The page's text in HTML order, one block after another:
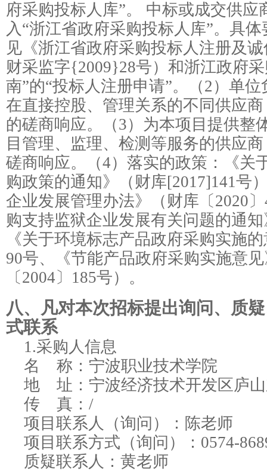
府采购投标人库”。 中标或成交供应
入“浙江省政府采购投标人库”。具
见《浙江省政府采购投标人注册及
财采监字{2009}28号）和浙江政府
南”的“投标人注册申请”。（2）单
在直接控股、管理关系的不同供应
的磋商响应。（3）为本项目提供整
目管理、监理、检测等服务的供应
磋商响应。（4）落实的政策：《关
购政策的通知》（财库[2017]141号
企业发展管理办法》（财库〔2020
购支持监狱企业发展有关问题的通
《关于环境标志产品政府采购实施
90号、《节能产品政府采购实施意
〔2004〕185号）。
八、凡对本次招标提出询问、质
式联系
1.采购人信息
名 称： 宁波职业技术学院
地 址： 宁波经济技术开发区庐
传 真： /
项目联系人（询问）： 陈老师
项目联系方式（询问）： 0574-
质疑联系人： 黄老师